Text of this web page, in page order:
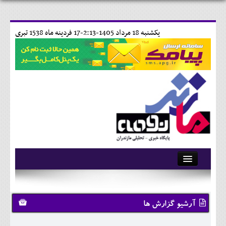
17 فردينه ماه 1538 تبری يکشنبه 18 مرداد 1405-2:13-
آرشیو
تماس با ما
وبلاگ
آرشیو گزارش ها